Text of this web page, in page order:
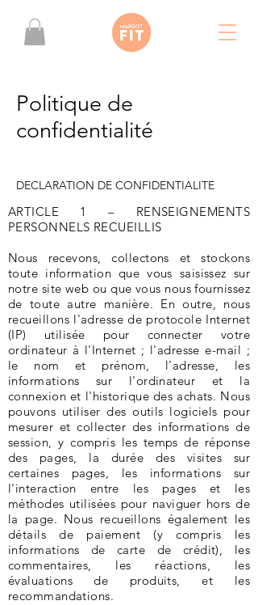
Politique de
confidentialité
DECLARATION DE CONFIDENTIALITE
ARTICLE 1 – RENSEIGNEMENTS
PERSONNELS RECUEILLIS
Nous recevons, collectons et stockons
toute information que vous saisissez sur
notre site web ou que vous nous fournissez
de toute autre manière. En outre, nous
recueillons l'adresse de protocole Internet
(IP) utilisée pour connecter votre
ordinateur à l'Internet ; l'adresse e-mail ;
le nom et prénom, l'adresse, les
informations sur l'ordinateur et la
connexion et l'historique des achats. Nous
pouvons utiliser des outils logiciels pour
mesurer et collecter des informations de
session, y compris les temps de réponse
des pages, la durée des visites sur
certaines pages, les informations sur
l'interaction entre les pages et les
méthodes utilisées pour naviguer hors de
la page. Nous recueillons également les
détails de paiement (y compris les
informations de carte de crédit), les
commentaires, les réactions, les
évaluations de produits, et les
recommandations.